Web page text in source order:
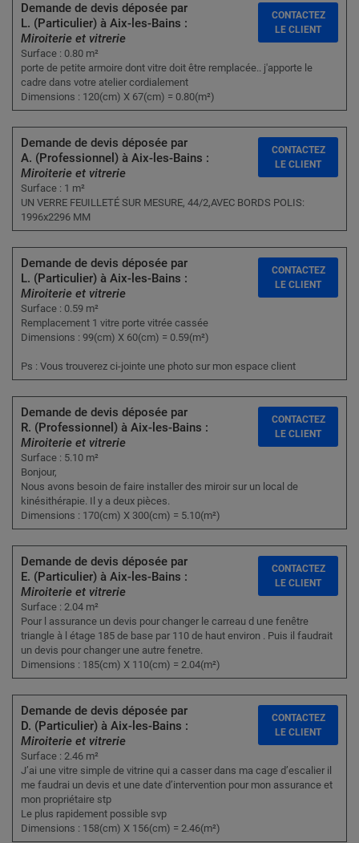
Demande de devis déposée par
L. (Particulier) à Aix-les-Bains :
Miroiterie et vitrerie
Surface : 0.80 m²
porte de petite armoire dont vitre doit être remplacée.. j'apporte le
cadre dans votre atelier cordialement
Dimensions : 120(cm) X 67(cm) = 0.80(m²)
CONTACTEZ
LE CLIENT
Demande de devis déposée par
A. (Professionnel) à Aix-les-Bains :
Miroiterie et vitrerie
Surface : 1 m²
UN VERRE FEUILLETÉ SUR MESURE, 44/2,AVEC BORDS POLIS:
1996x2296 MM
CONTACTEZ
LE CLIENT
Demande de devis déposée par
L. (Particulier) à Aix-les-Bains :
Miroiterie et vitrerie
Surface : 0.59 m²
Remplacement 1 vitre porte vitrée cassée
Dimensions : 99(cm) X 60(cm) = 0.59(m²)
Ps : Vous trouverez ci-jointe une photo sur mon espace client
CONTACTEZ
LE CLIENT
Demande de devis déposée par
R. (Professionnel) à Aix-les-Bains :
Miroiterie et vitrerie
Surface : 5.10 m²
Bonjour,
Nous avons besoin de faire installer des miroir sur un local de
kinésithérapie. Il y a deux pièces.
Dimensions : 170(cm) X 300(cm) = 5.10(m²)
CONTACTEZ
LE CLIENT
Demande de devis déposée par
E. (Particulier) à Aix-les-Bains :
Miroiterie et vitrerie
Surface : 2.04 m²
Pour l assurance un devis pour changer le carreau d une fenêtre
triangle à l étage 185 de base par 110 de haut environ . Puis il faudrait
un devis pour changer une autre fenetre.
Dimensions : 185(cm) X 110(cm) = 2.04(m²)
CONTACTEZ
LE CLIENT
Demande de devis déposée par
D. (Particulier) à Aix-les-Bains :
Miroiterie et vitrerie
Surface : 2.46 m²
J’ai une vitre simple de vitrine qui a casser dans ma cage d’escalier il
me faudrai un devis et une date d’intervention pour mon assurance et
mon propriétaire stp
Le plus rapidement possible svp
Dimensions : 158(cm) X 156(cm) = 2.46(m²)
CONTACTEZ
LE CLIENT